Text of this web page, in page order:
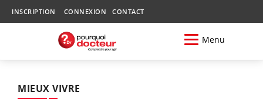
INSCRIPTION CONNEXION CONTACT
Menu
MIEUX VIVRE